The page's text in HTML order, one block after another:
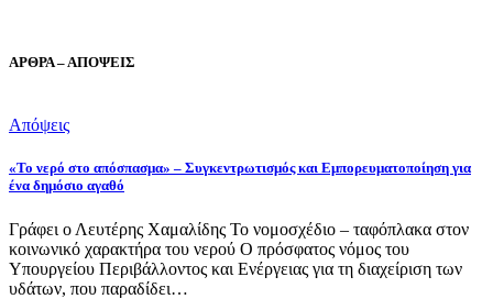
ΑΡΘΡΑ – ΑΠΟΨΕΙΣ
Απόψεις
«Το νερό στο απόσπασμα» – Συγκεντρωτισμός και Εμπορευματοποίηση για
ένα δημόσιο αγαθό
Γράφει ο Λευτέρης Χαμαλίδης Το νομοσχέδιο – ταφόπλακα στον
κοινωνικό χαρακτήρα του νερού Ο πρόσφατος νόμος του
Υπουργείου Περιβάλλοντος και Ενέργειας για τη διαχείριση των
υδάτων, που παραδίδει…